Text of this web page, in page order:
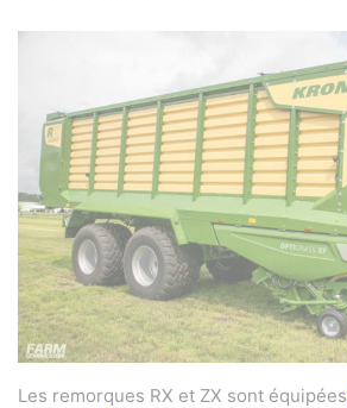
Les remorques RX et ZX sont équipées